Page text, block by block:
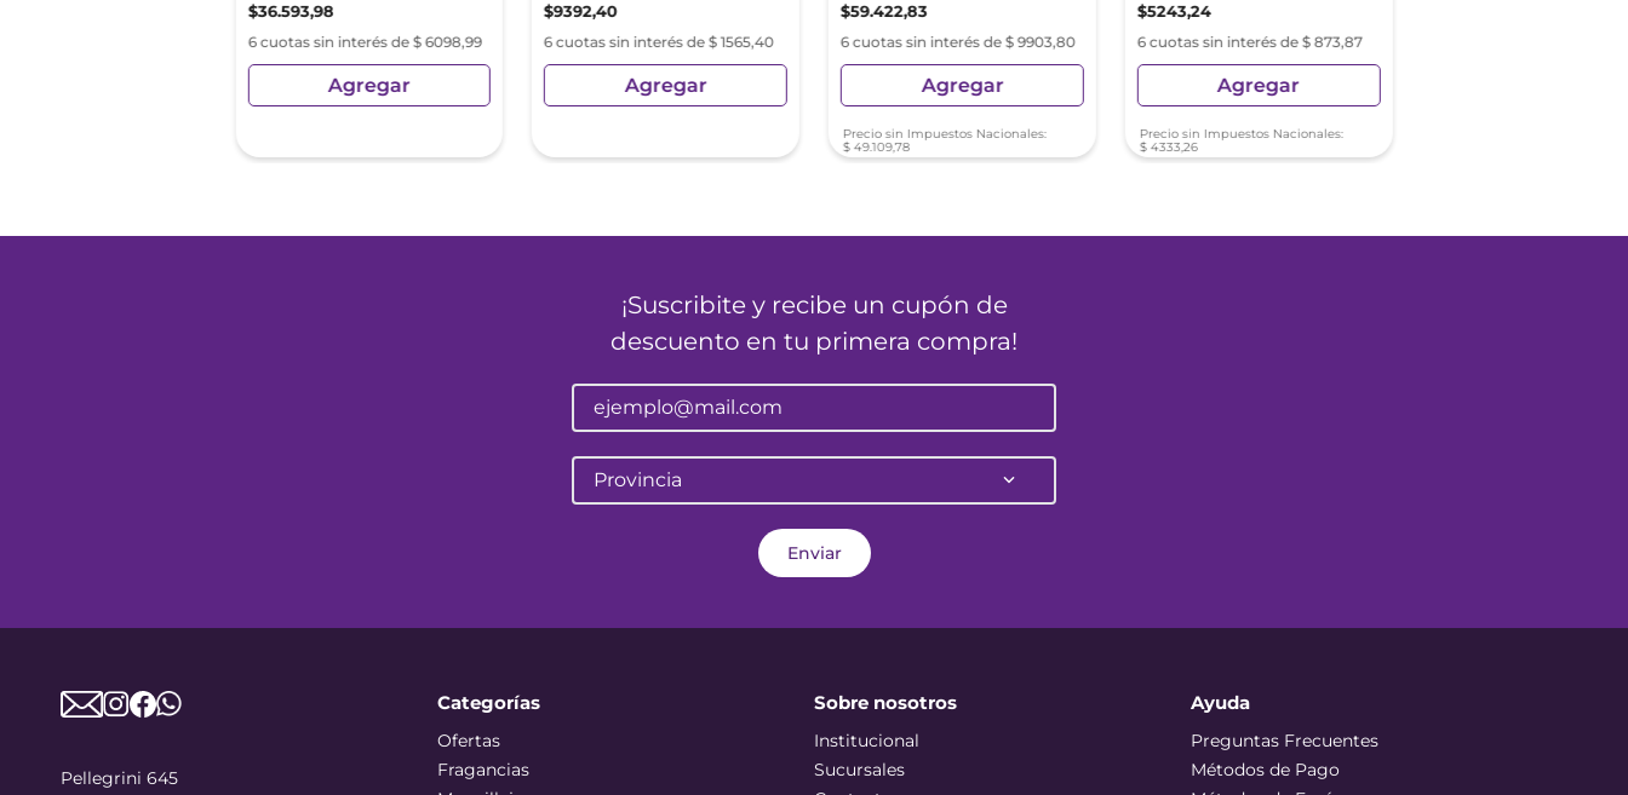
$36.593,98
6 cuotas sin interés de $ 6098,99
Agregar
$9392,40
6 cuotas sin interés de $ 1565,40
Agregar
$59.422,83
6 cuotas sin interés de $ 9903,80
Agregar
Precio sin Impuestos Nacionales:
$ 49.109,78
$5243,24
6 cuotas sin interés de $ 873,87
Agregar
Precio sin Impuestos Nacionales:
$ 4333,26
¡Suscribite y recibe un cupón de
descuento en tu primera compra!
Provincia
Enviar
Pellegrini 645
Categorías
Ofertas
Fragancias
Sobre nosotros
Institucional
Sucursales
Ayuda
Preguntas Frecuentes
Métodos de Pago